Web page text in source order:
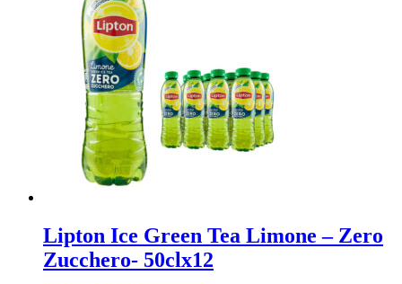
Lipton Ice Green Tea Limone – Zero
Zucchero- 50clx12